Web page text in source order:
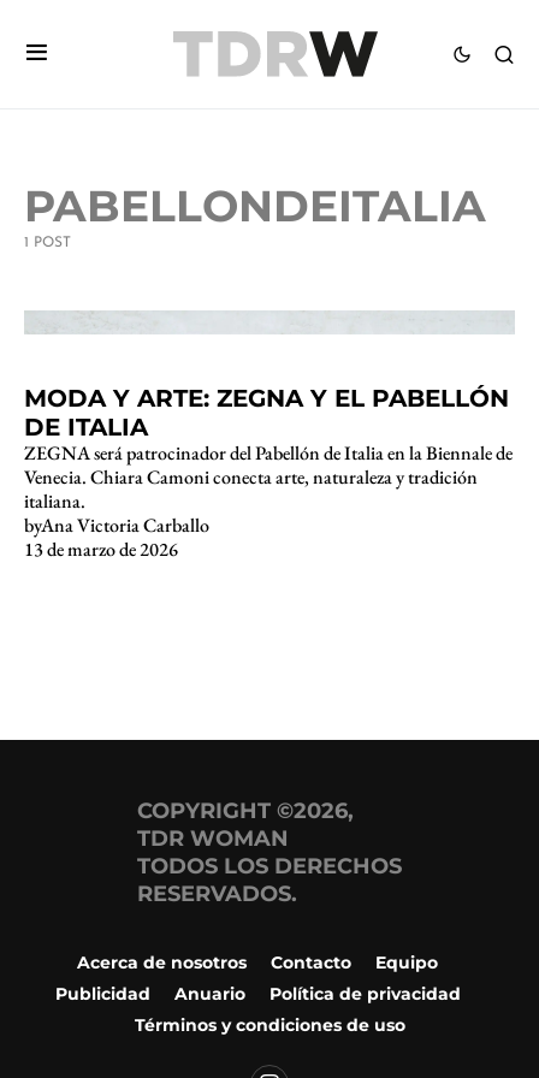
PABELLONDEITALIA
1 POST
2 minute read
MODA Y ARTE: ZEGNA Y EL PABELLÓN
DE ITALIA
ZEGNA será patrocinador del Pabellón de Italia en la Biennale de
Venecia. Chiara Camoni conecta arte, naturaleza y tradición
italiana.
byAna Victoria Carballo
13 de marzo de 2026
COPYRIGHT ©2026,
TDR WOMAN
TODOS LOS DERECHOS
RESERVADOS.
Acerca de nosotros Contacto
Equipo
Publicidad
Anuario
Política de privacidad
Términos y condiciones de uso